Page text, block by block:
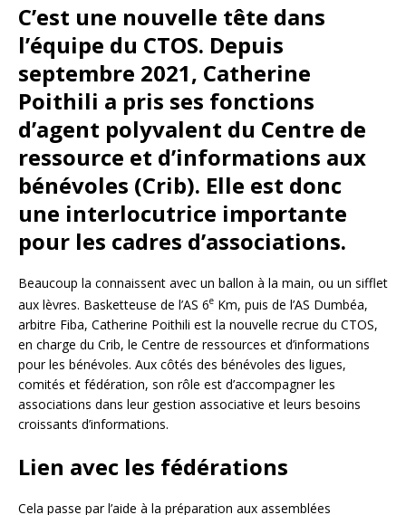
C’est une nouvelle tête dans
l’équipe du CTOS. Depuis
septembre 2021, Catherine
Poithili a pris ses fonctions
d’agent polyvalent du Centre de
ressource et d’informations aux
bénévoles (Crib). Elle est donc
une interlocutrice importante
pour les cadres d’associations.
Beaucoup la connaissent avec un ballon à la main, ou un sifflet
aux lèvres. Basketteuse de l’AS 6e Km, puis de l’AS Dumbéa,
arbitre Fiba, Catherine Poithili est la nouvelle recrue du CTOS,
en charge du Crib, le Centre de ressources et d’informations
pour les bénévoles. Aux côtés des bénévoles des ligues,
comités et fédération, son rôle est d’accompagner les
associations dans leur gestion associative et leurs besoins
croissants d’informations.
Lien avec les fédérations
Cela passe par l’aide à la préparation aux assemblées